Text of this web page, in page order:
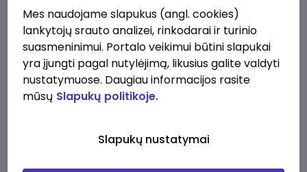
Kokios srities darbo pasiūlymai jus domina?
Pridėti naują
Mes naudojame slapukus (angl. cookies)
lankytojų srauto analizei, rinkodarai ir turinio
suasmeninimui. Portalo veikimui būtini slapukai
yra įjungti pagal nutylėjimą, likusius galite valdyti
nustatymuose. Daugiau informacijos rasite
mūsų Slapukų politikoje.
Slapukų nustatymai